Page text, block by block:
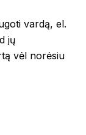
vardą, el.
jų
vėl norėsiu